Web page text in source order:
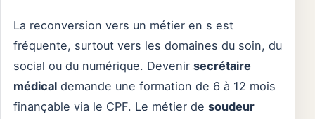
La reconversion vers un métier en s est
fréquente, surtout vers les domaines du soin, du
social ou du numérique. Devenir secrétaire
médical demande une formation de 6 à 12 mois
finançable via le CPF. Le métier de soudeur